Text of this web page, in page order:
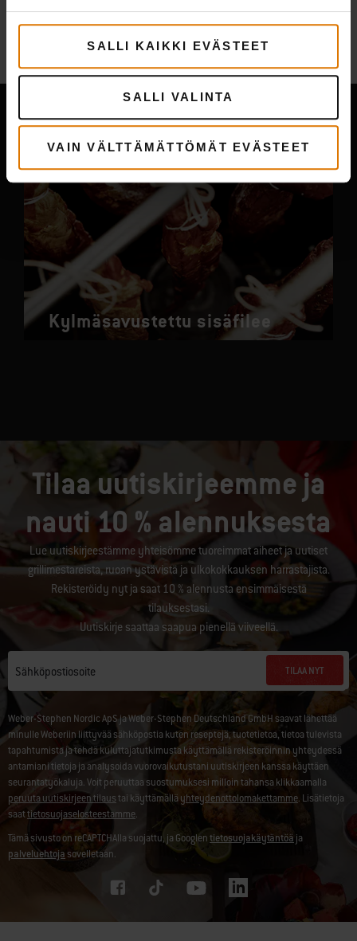
SALLI KAIKKI EVÄSTEET
SALLI VALINTA
VAIN VÄLTTÄMÄTTÖMÄT EVÄSTEET
Moreruokaohjetta
Saata myös pitää
Kylmäsavustettu sisäfilee
Tilaa uutiskirjeemme ja
nauti 10 % alennuksesta
Lue uutiskirjeestämme yhteisömme tuoreimmat aiheet ja uutiset
grillimestareista, ruoan ystävistä ja ulkokokkauksen harrastajista.
Rekisteröidy nyt ja saat 10 % alennusta ensimmäisestä
tilauksestasi.
Uutiskirje saattaa saapua pienellä viiveellä.
Sähköpostiosoite TILAA NYT
Weber-Stephen Nordic ApS ja Weber-Stephen Deutschland GmbH saavat lähettää
minulle Weberiin liittyvää sähköpostia kuten reseptejä, tuotetietoa, tietoa tulevista
tapahtumista ja tehdä kuluttajatutkimusta käyttämällä rekisteröinnin yhteydessä
antamiani tietoja ja analysoida vuorovaikutustani uutiskirjeen kanssa käyttäen
seurantatyökaluja. Voit peruuttaa suostumuksesi milloin tahansa klikkaamalla
peruuta uutiskirjeen tilaustai käyttämälläyhteydenottolomakettamme. Lisätietoja
saattietosuojaselosteestamme.
Tämä sivusto on reCAPTCHAlla suojattu, ja Googlentietosuojakäytäntöä ja
palveluehtoja sovelletaan.